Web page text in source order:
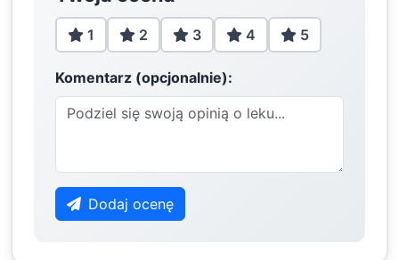
1 2 3 4 5
Komentarz (opcjonalnie):
Dodaj ocenę